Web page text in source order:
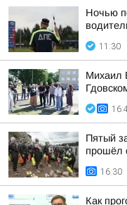
Ночью
11:30
Михаил
Пятый
прошёл
16:30
Как